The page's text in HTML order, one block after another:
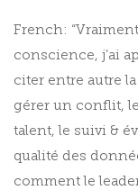
French: “Vraiment
conscience, j’ai
citer entre autre
gérer un conflit,
talent, le suivi &
qualité des
comment le